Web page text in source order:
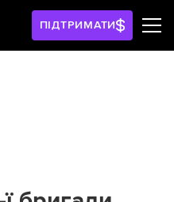
ПІДТРИМАТИ